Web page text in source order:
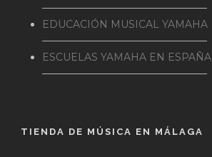
————————————————–
EDUCACIÓN MUSICAL YAMAHA
————————————————–
ESCUELAS YAMAHA EN ESPAÑA
————————————————–
TIENDA DE MÚSICA EN MÁLAGA